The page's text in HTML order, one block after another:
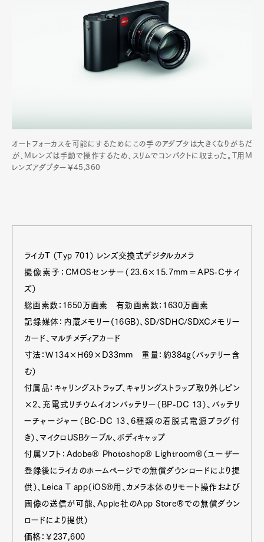
オートフォーカスを可能にするためにこの手のアダプタは大きくなりがちだ
が、Mレンズは手動で操作するため、スリムでコンパクトに収まった。T用M
レンズアダプター￥45,360
ライカT （Typ 701） レンズ交換式デジタルカメラ
撮像素子：CMOSセンサー（23.6×15.7mm＝APS-Cサイ
ズ）
総画素数：1650万画素 有効画素数：1630万画素
記録媒体：内蔵メモリー(16GB)、SD/SDHC/SDXCメモリー
カード、マルチメディアカード
寸法：W134×H69×D33mm 重量：約384g（バッテリー含
む）
付属品：キャリングストラップ、キャリングストラップ取り外しピン
×2、充電式リチウムイオンバッテリー（BP-DC 13）、バッテリ
ーチャージャー（BC-DC 13、6種類の着脱式電源プラグ付
き）、マイクロUSBケーブル、ボディキャップ
付属ソフト：Adobe® Photoshop® Lightroom®（ユーザー
登録後にライカのホームページでの無償ダウンロードにより提
供）、Leica T app（iOS®用、カメラ本体のリモート操作および
画像の送信が可能、Apple社のApp Store®での無償ダウン
ロードにより提供）
価格：￥237,600